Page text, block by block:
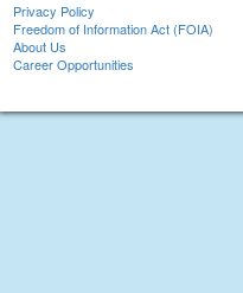
Privacy Policy
Freedom of Information Act (FOIA)
About Us
Career Opportunities